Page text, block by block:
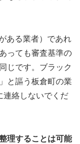
ある業者）であれ
っても審査基準の
じです。ブラック
と謳う板倉町の業
連絡しないでくだ
理することは可能